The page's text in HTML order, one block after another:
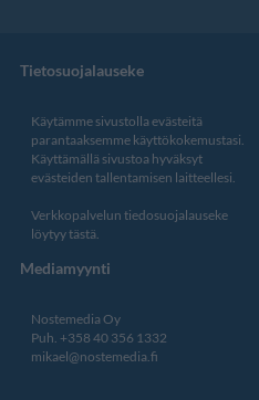
Tietosuojalauseke
Käytämme sivustolla evästeitä
parantaaksemme käyttökokemustasi.
Käyttämällä sivustoa hyväksyt
evästeiden tallentamisen laitteellesi.
Verkkopalvelun tiedosuojalauseke
löytyy tästä.
Mediamyynti
Nostemedia Oy
Puh. +358 40 356 1332
mikael@nostemedia.fi